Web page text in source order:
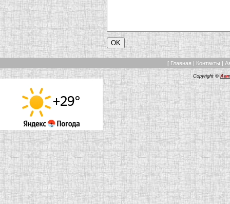
[ Главная | Контакты |
Copyright ©